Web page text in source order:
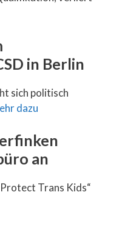
in Berlin
sich politisch
dazu
an
Trans Kids“